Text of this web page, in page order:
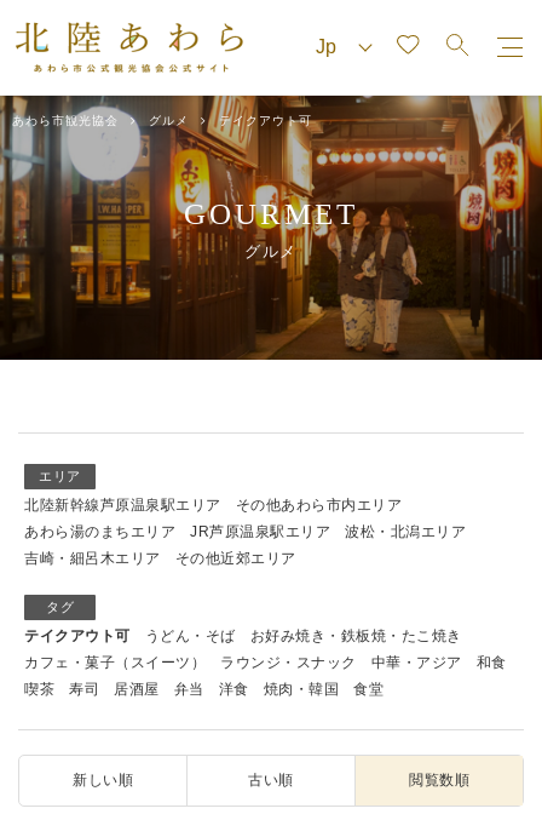
あわら市観光協会 グルメ テイクアウト可
GOURMET
グルメ
エリア
北陸新幹線芦原温泉駅エリア
その他あわら市内エリア
あわら湯のまちエリア
JR芦原温泉駅エリア
波松・北潟エリア
吉崎・細呂木エリア
その他近郊エリア
タグ
テイクアウト可 うどん・そば
お好み焼き・鉄板焼・たこ焼き
カフェ・菓子（スイーツ）
ラウンジ・スナック 中華・アジア
和食
喫茶
寿司 居酒屋 弁当 洋食 焼肉・韓国 食堂
新しい順 古い順 閲覧数順